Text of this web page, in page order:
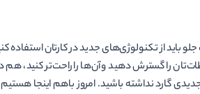
از تکنولوژی‌های جدید در کارتان استفاده
را گسترش دهید و آن‌ها را راحت‌تر کنید،
نداشته باشید. امروز باهم اینجا هستیم